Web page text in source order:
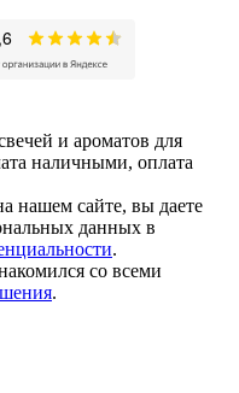
и ароматов для
наличными, оплата
нашем сайте, вы даете
данных в
.
со всеми
.